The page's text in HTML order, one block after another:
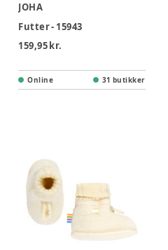
JOHA
Futter - 15943
159,95 kr.
Online 31 butikker